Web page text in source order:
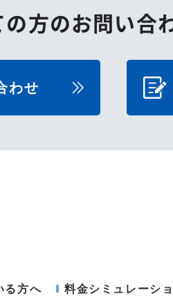
の方のお問い合
わせ
る方へ 料金シミュレーシ